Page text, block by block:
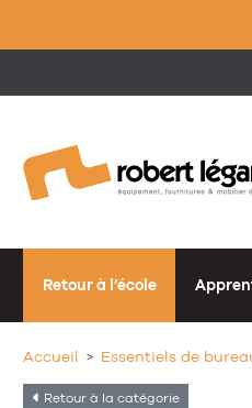
Retour à l’école
Accueil Essentiels de
Retour à la catégorie